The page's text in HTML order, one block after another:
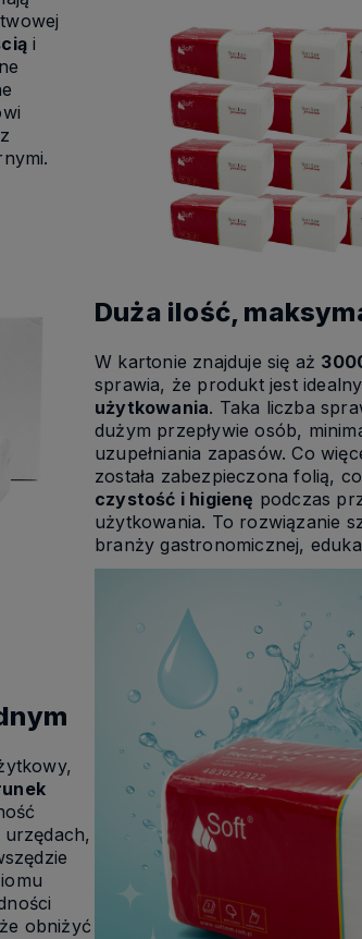
i
Duża ilość,
W kartonie znajduje się aż
sprawia, że produkt jest
użytkowania. Taka liczba
dużym przepływie osób,
uzupełniania zapasów. Co
została zabezpieczona folią,
czystość i higienę podczas
użytkowania. To rozwiązanie
branży gastronomicznej,
obniżyć